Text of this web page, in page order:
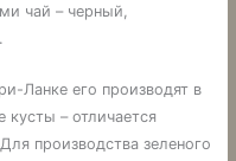
чай – черный,
Ланке его производят в
– отличается
производства зеленого